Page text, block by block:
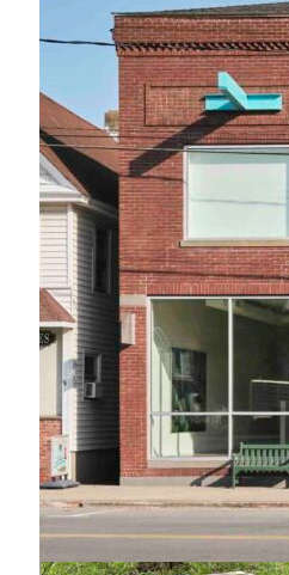
Ranch Driftwood
845-583-5555
49 Kilcoin Road
White Lake, NY 12786
Map-Website